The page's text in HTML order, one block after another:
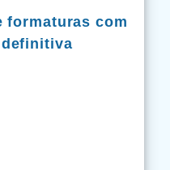
formaturas com